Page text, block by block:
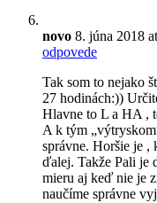
novo 8. júna 2018
odpovede
Tak som to nejako
27 hodinách:))
Hlavne to L a HA ,
A k tým
správne. Horšie je ,
ďalej. Takže Pali je
mieru aj keď nie je
naučíme správne